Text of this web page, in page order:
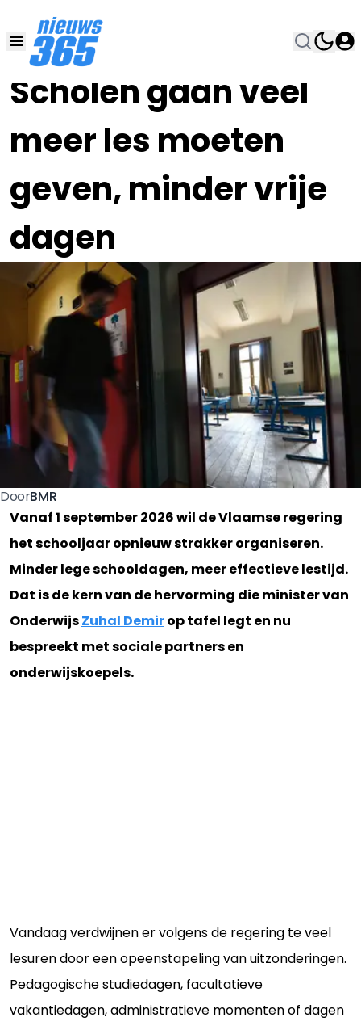
Scholen gaan veel
meer les moeten
geven, minder vrije
dagen
15 DEC 2025, 11:00
DoorBMR
Vanaf 1 september 2026 wil de Vlaamse regering
het schooljaar opnieuw strakker organiseren.
Minder lege schooldagen, meer effectieve lestijd.
Dat is de kern van de hervorming die minister van
OnderwijsZuhal Demirop tafel legt en nu
bespreekt met sociale partners en
onderwijskoepels.
Vandaag verdwijnen er volgens de regering te veel
lesuren door een opeenstapeling van uitzonderingen.
Pedagogische studiedagen, facultatieve
vakantiedagen, administratieve momenten of dagen